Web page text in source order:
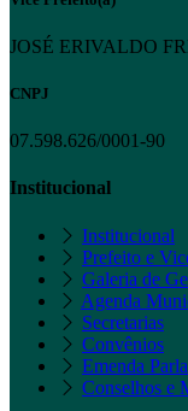
JOSÉ ERIVALDO
CNPJ
07.598.626/0001-90
Institucional
Institucional
Prefeito e
Galeria de
Agenda
Secretarias
Convênios
Emenda
Conselhos e